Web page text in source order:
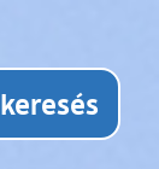
keresés